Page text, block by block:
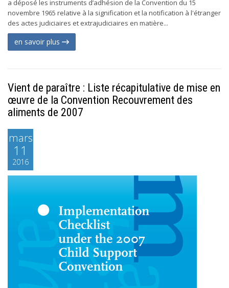
a déposé les instruments d’adhésion de la Convention du 15
novembre 1965 relative à la signification et la notification à l'étranger
des actes judiciaires et extrajudiciaires en matière...
en savoir plus
Vient de paraître : Liste récapitulative de mise en
œuvre de la Convention Recouvrement des
aliments de 2007
mars
11
2016